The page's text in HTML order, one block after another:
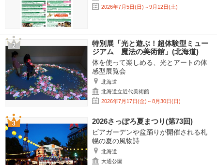
2026年7月5日(日)～9月12日(土)
特別展「光と遊ぶ！超体験型ミュー
ジアム 魔法の美術館」(北海道)
体を使って楽しめる、光とアートの体
感型展覧会
北海道
北海道立近代美術館
2026年7月17日(金)～8月30日(日)
2026さっぽろ夏まつり(第73回)
ビアガーデンや盆踊りが開催される札
幌の夏の風物詩
北海道
大通公園